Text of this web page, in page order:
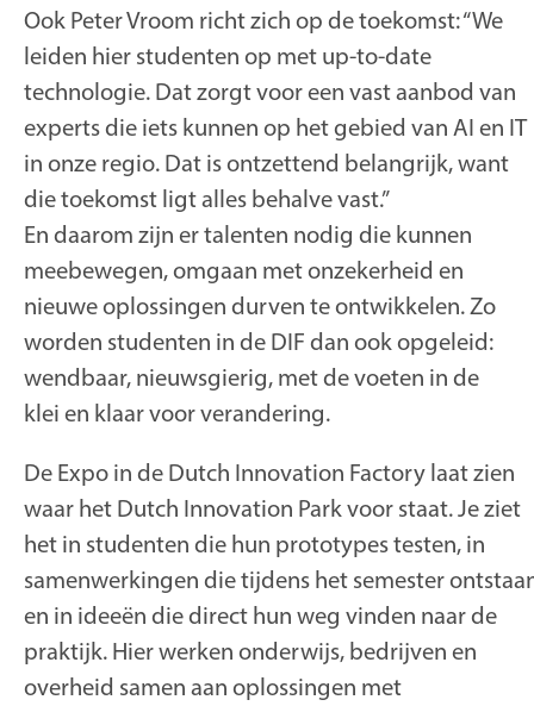
Ook Peter Vroom richt zich op de toekomst: “We
leiden hier studenten op met up-to-date
technologie. Dat zorgt voor een vast aanbod van
experts die iets kunnen op het gebied van AI en IT
in onze regio. Dat is ontzettend belangrijk, want
die toekomst ligt alles behalve vast.”
En daarom zijn er talenten nodig die kunnen
meebewegen, omgaan met onzekerheid en
nieuwe oplossingen durven te ontwikkelen. Zo
worden studenten in de DIF dan ook opgeleid:
wendbaar, nieuwsgierig, met de voeten in de
klei en klaar voor verandering.
De Expo in de Dutch Innovation Factory laat zien
waar het Dutch Innovation Park voor staat. Je ziet
het in studenten die hun prototypes testen, in
samenwerkingen die tijdens het semester
en in ideeën die direct hun weg vinden naar de
praktijk. Hier werken onderwijs, bedrijven en
overheid samen aan oplossingen met